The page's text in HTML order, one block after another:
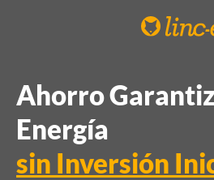
Ahorro
Energía
sin Inversión